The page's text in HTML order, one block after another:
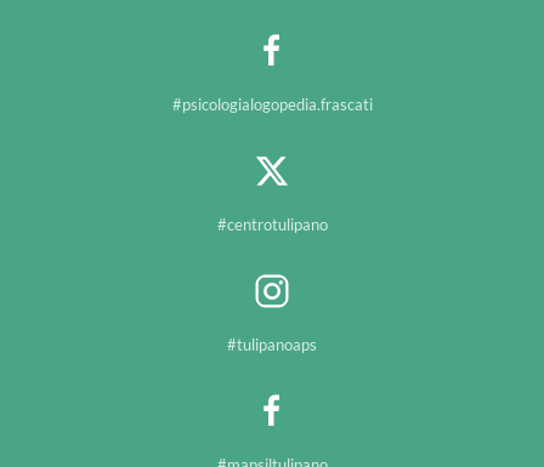
#psicologialogopedia.frascati
#centrotulipano
#tulipanoaps